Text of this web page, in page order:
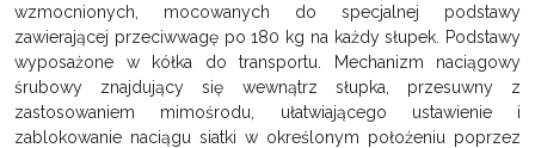
wzmocnionych, mocowanych do specjalnej podstawy
zawierającej przeciwwagę po 180 kg na każdy słupek. Podstawy
wyposażone w kółka do transportu. Mechanizm naciągowy
śrubowy znajdujący się wewnątrz słupka, przesuwny z
zastosowaniem mimośrodu, ułatwiającego ustawienie i
zablokowanie naciągu siatki w określonym położeniu poprzez